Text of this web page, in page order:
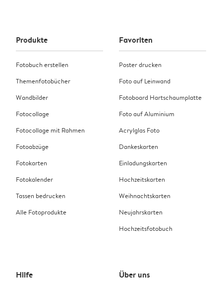
Produkte
Fotobuch erstellen
Themenfotobücher
Wandbilder
Fotocollage
Fotocollage mit Rahmen
Fotoabzüge
Fotokarten
Fotokalender
Tassen bedrucken
Alle Fotoprodukte
Favoriten
Poster drucken
Foto auf Leinwand
Fotoboard Hartschaumplatte
Foto auf Aluminium
Acrylglas Foto
Dankeskarten
Einladungskarten
Hochzeitskarten
Weihnachtskarten
Neujahrskarten
Hochzeitsfotobuch
Hilfe Über uns